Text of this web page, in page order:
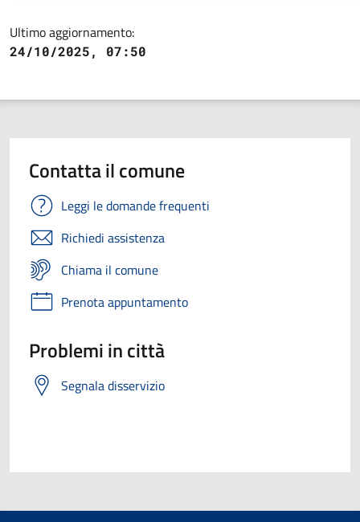
Ultimo aggiornamento:
24/10/2025, 07:50
Contatta il comune
Leggi le domande frequenti
Richiedi assistenza
Chiama il comune
Prenota appuntamento
Problemi in città
Segnala disservizio